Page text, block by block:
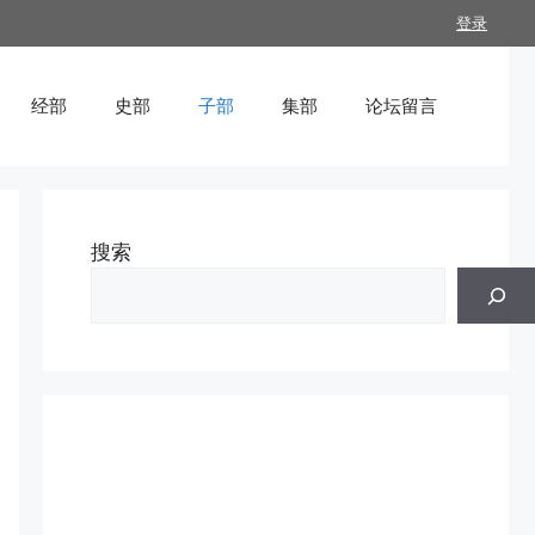
登录
经部 史部 子部 集部 论坛留言
搜索